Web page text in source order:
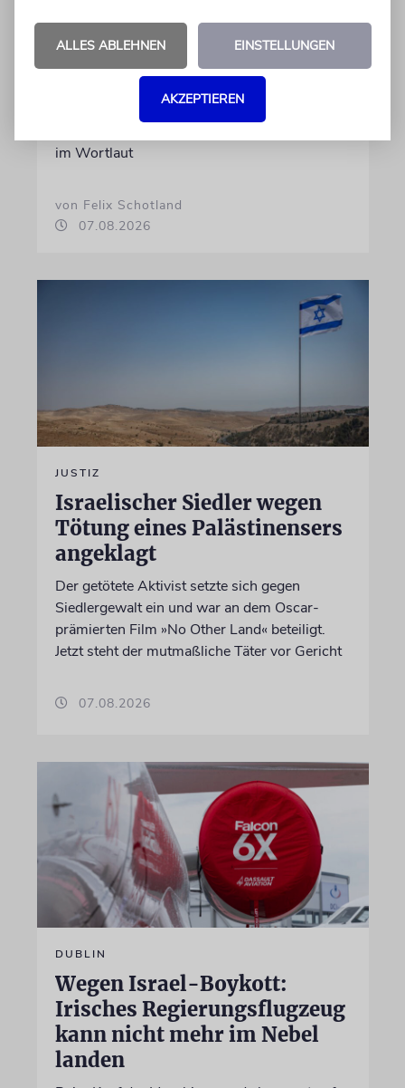
Nach dem X-Post des Journalisten hat sich
Felix Schotland, Vorstand der Synagogen-
Programmdirektorin Andrea Schafarczyk
im Wortlaut
von Felix Schotland
07.08.2026
JUSTIZ
Israelischer Siedler wegen
Tötung eines Palästinensers
angeklagt
Der getötete Aktivist setzte sich gegen
Siedlergewalt ein und war an dem Oscar-
prämierten Film »No Other Land« beteiligt.
Jetzt steht der mutmaßliche Täter vor Gericht
07.08.2026
DUBLIN
Wegen Israel-Boykott:
Irisches Regierungsflugzeug
kann nicht mehr im Nebel
landen
ALLES ABLEHNEN EINSTELLUNGEN
AKZEPTIEREN